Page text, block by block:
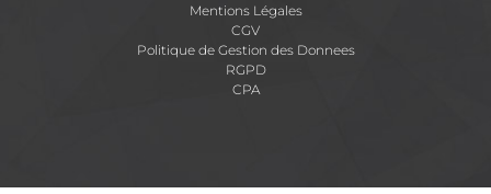
Mentions Légales
CGV
Politique de Gestion des Donnees
RGPD
CPA